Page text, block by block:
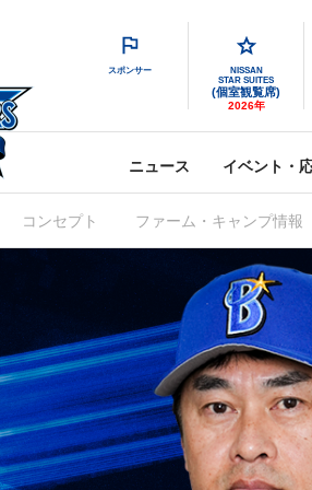
スポンサー
NISSAN
STAR SUITES
(個室観覧席)
2026年
ニュース イベント・
コンセプト ファーム・キャンプ情報